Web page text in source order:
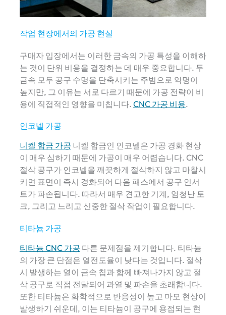
작업 현장에서의 가공 현실
구매자 입장에서는 이러한 금속의 가공 특성을 이해하
는 것이 단위 비용을 결정하는 데 매우 중요합니다. 두
금속 모두 공구 수명을 단축시키는 주범으로 악명이
높지만, 그 이유는 서로 다르기 때문에 가공 전략이 비
용에 직접적인 영향을 미칩니다. CNC 가공 비용.
인코넬 가공
니켈 합금 가공 니켈 합금인 인코넬은 가공 경화 현상
이 매우 심하기 때문에 가공이 매우 어렵습니다. CNC
절삭 공구가 인코넬을 깨끗하게 절삭하지 않고 마찰시
키면 표면이 즉시 경화되어 다음 패스에서 공구 인서
트가 파손됩니다. 따라서 매우 견고한 기계, 엄청난 토
크, 그리고 느리고 신중한 절삭 작업이 필요합니다.
티타늄 가공
티타늄 CNC 가공 다른 문제점을 제기합니다. 티타늄
의 가장 큰 단점은 열전도율이 낮다는 것입니다. 절삭
시 발생하는 열이 금속 칩과 함께 빠져나가지 않고 절
삭 공구로 직접 전달되어 과열 및 파손을 초래합니다.
또한 티타늄은 화학적으로 반응성이 높고 마모 현상이
발생하기 쉬운데, 이는 티타늄이 공구에 용접되는 현